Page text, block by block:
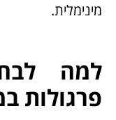
מינימלית.
למה
פרגולות